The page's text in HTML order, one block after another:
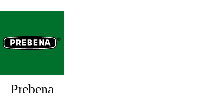
Prebena